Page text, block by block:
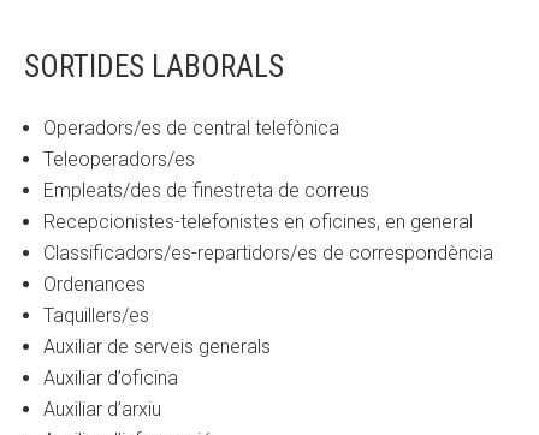
SORTIDES LABORALS
Operadors/es de central telefònica
Teleoperadors/es
Empleats/des de finestreta de correus
Recepcionistes-telefonistes en oficines, en general
Classificadors/es-repartidors/es de correspondència
Ordenances
Taquillers/es
Auxiliar de serveis generals
Auxiliar d’oficina
Auxiliar d’arxiu